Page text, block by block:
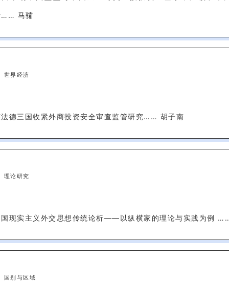
…… 马骦
世界经济
德三国收紧外商投资安全审查监管研究…… 胡子南
理论研究
国现实主义外交思想传统论析——以纵横家的理论与实践为例
国别与区域